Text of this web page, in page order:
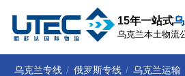
15年一站式
乌克兰本土物流
乌克兰专线 / 俄罗斯专线 / 乌克兰运输